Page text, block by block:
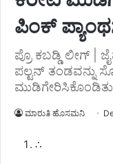
ಪಿಂಕ್
ಪ್ರೊ ಕಬಡ್ಡಿ ಲೀಗ್ |
ಪಲ್ಟನ್ ತಂಡವನ್ನು
ಮುಡಿಗೇರಿಸಿಕೊಂಡಿತು
ಮಾರುತಿ ಹೊಸಮನಿ
∴